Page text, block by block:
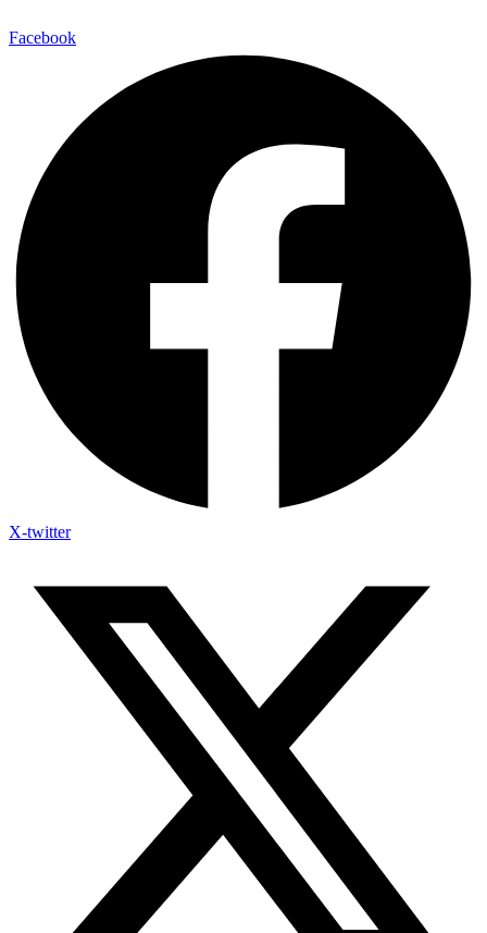
Facebook
X-twitter